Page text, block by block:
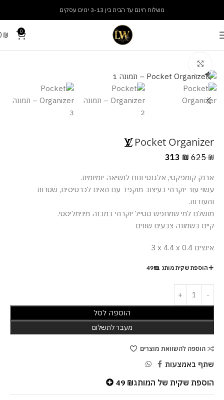
משלוח חינם עד הבית בין 3-13 ימים עסקים
0
₪
Pocket Organizer
625₪
313 ₪
ארנק קומפקטי, אלגנטי ונוח לנשיאה יומיומית.
עשוי עור יוקרתי בעיצוב מוקפד עם תאים לכרטיסים, שטרות
ותעודות.
מושלם למי שמחפש סטייל יוקרתי במבנה מינימליסטי.
קיים בשמונה צבעים שונים
3 x 4.4 x 0.4 אינצים
הוספת שקית מותג ב-49₪
הוספה לסל
מעבר לתשלום
הוספה להשוואת מוצרים
שתף באמצעות
הוספת שקית של המותג 49 ₪